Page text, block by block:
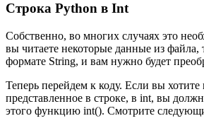
Строка Python в Int
Собственно, во многих случаях это
вы читаете некоторые данные из файла,
формате String, и вам нужно будет
Теперь перейдем к коду. Если вы хотите
представленное в строке, в int, вы
этого функцию int(). Смотрите